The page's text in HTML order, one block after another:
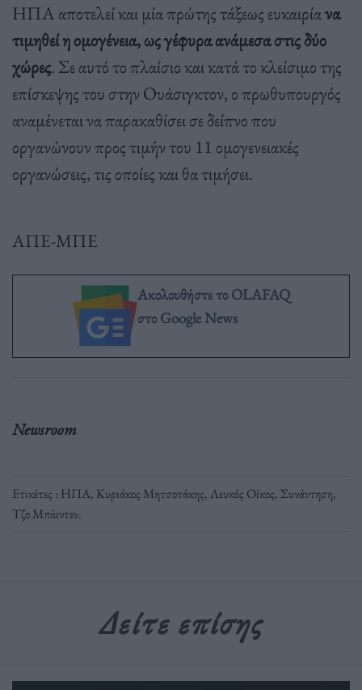
ΗΠΑ αποτελεί και μία πρώτης τάξεως ευκαιρίανα
τιμηθεί η ομογένεια, ως γέφυρα ανάμεσα στις δύο
χώρες. Σε αυτό το πλαίσιο και κατά το κλείσιμο της
επίσκεψης του στην Ουάσιγκτον, ο πρωθυπουργός
αναμένεται να παρακαθίσει σε δείπνο που
οργανώνουν προς τιμήν του 11 ομογενειακές
οργανώσεις, τις οποίες και θα τιμήσει.
ΑΠΕ-ΜΠΕ
Ακολουθήστε το OLAFAQ
στο Google News
Newsroom
Ετικέτες : ΗΠΑ, Κυριάκος Μητσοτάκης,Λευκός Οίκος, Συνάντηση,
Τζο Μπάιντεν.
Δείτε επίσης